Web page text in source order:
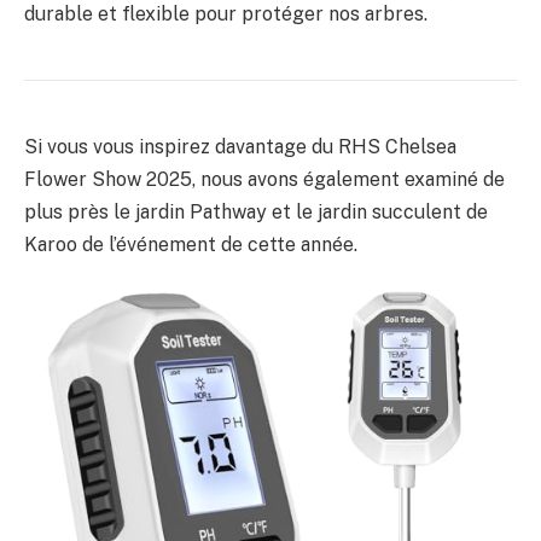
durable et flexible pour protéger nos arbres.
Si vous vous inspirez davantage du RHS Chelsea
Flower Show 2025, nous avons également examiné de
plus près le jardin Pathway et le jardin succulent de
Karoo de l’événement de cette année.